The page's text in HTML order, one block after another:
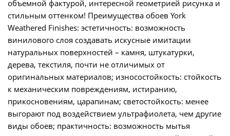
объемной фактурой, интересной геометрией рисунка и
стильным оттенком! Преимущества обоев York
Weathered Finishes: эстетичность: возможность
винилового слоя создавать искусные имитации
натуральных поверхностей – камня, штукатурки,
дерева, текстиля, почти не отличимых от
оригинальных материалов; износостойкость: стойкость
к механическим повреждениям, истиранию,
прикосновениям, царапинам; светостойкость: менее
выгорают под воздействием ультрафиолета, чем другие
виды обоев; практичность: возможность мытья